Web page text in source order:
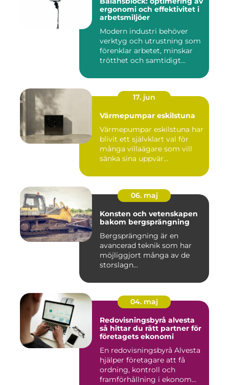
ergonomi och effektivitet i
arbetsmiljöer
Modern industri behöver
verktyg och utrustning som
förenklar arbetet, minskar
trötthet och samtidigt...
17. jun
Värmepumpar eskilstuna
Värmepumpar eskilstuna har
blivit ett självklart val för
många villaägare som vill
sänka sina uppvär...
06. maj
Konsten och vetenskapen
bakom bergsprängning
Bergsprängning är en
avancerad teknik som har
möjliggjort många av de
storslagn...
04. maj
Redovisningsbyrå alvesta
så hittar du rätt partner för
företagets ekonomi
En redovisningsbyrå Alvesta
hjälper företagare att få
ordning, kontroll och
framförhållning i ekonom...